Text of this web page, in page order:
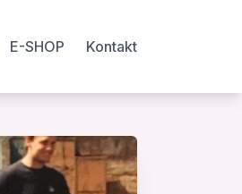
E-SHOP Kontakt